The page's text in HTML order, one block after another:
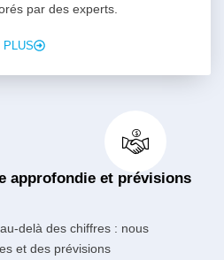
par des experts.
PLUS
approfondie et prévisions
delà des chiffres : nous
et des prévisions